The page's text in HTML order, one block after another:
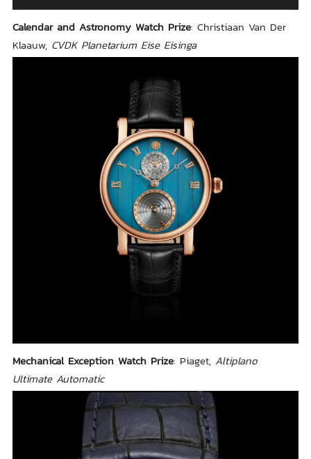
Calendar and Astronomy Watch Prize: Christiaan Van Der
Klaauw, CVDK Planetarium Eise Eisinga
Mechanical Exception Watch Prize: Piaget, Altiplano
Ultimate Automatic